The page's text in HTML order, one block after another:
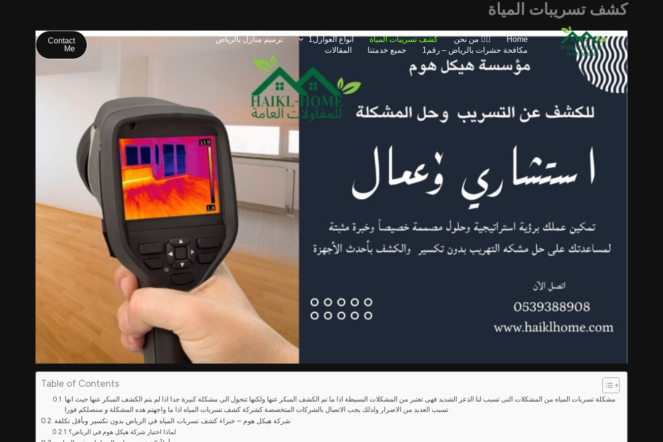
Home 👷‍♂️ من نحن كشف تسريبات المياة أنواع العوازل1
ترميم منازل بالرياض
مكافحة حشرات بالرياض – رقم1
جميع خدمتنا المقالات
Contact
Me
كشف تسريبات المياة
Table of Contents
مشكلة تسربات المياه من المشكلات التى تسبب لنا الذعر الشديد فهى تعتبر من المشكلات البسيطة اذا ما تم الكشف المبكر عنها ولكنها تتحول الى مشكلة كبيرة جدا اذا لم يتم الكشف المبكر عنها حيث انها
تسبب العديد من الاضرار ولذلك يجب الاتصال بالشركات المتخصصة كشركة كشف تسربات المياه اذا ما واجهتم هذه المشكلة و سنصلكم فورا .
شركة هيكل هوم – خبراء كشف تسربات المياه في الرياض بدون تكسير وبأقل تكلفة
لماذا اختيار شركة هيكل هوم في الرياض؟